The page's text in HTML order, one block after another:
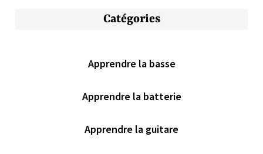
Catégories
Apprendre la basse
Apprendre la batterie
Apprendre la guitare